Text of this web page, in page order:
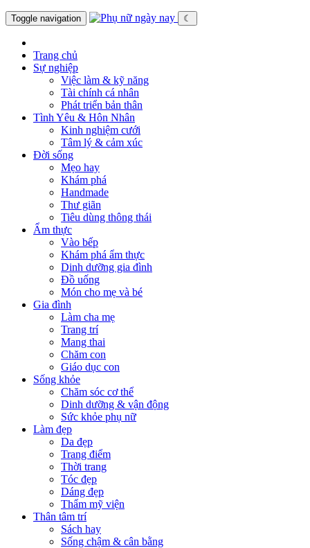
Toggle navigation ☾
Trang chủ
Sự nghiệp
Việc làm & kỹ năng
Tài chính cá nhân
Phát triển bản thân
Tình Yêu & Hôn Nhân
Kinh nghiệm cưới
Tâm lý & cảm xúc
Đời sống
Mẹo hay
Khám phá
Handmade
Thư giãn
Tiêu dùng thông thái
Ẩm thực
Vào bếp
Khám phá ẩm thực
Dinh dưỡng gia đình
Đồ uống
Món cho mẹ và bé
Gia đình
Làm cha mẹ
Trang trí
Mang thai
Chăm con
Giáo dục con
Sống khỏe
Chăm sóc cơ thể
Dinh dưỡng & vận động
Sức khỏe phụ nữ
Làm đẹp
Da đẹp
Trang điểm
Thời trang
Tóc đẹp
Dáng đẹp
Thẩm mỹ viện
Thân tâm trí
Sách hay
Sống chậm & cân bằng